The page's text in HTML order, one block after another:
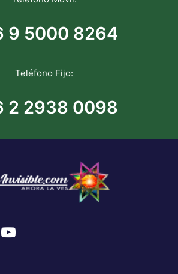
9 5000 8264
Teléfono Fijo:
2 2938 0098